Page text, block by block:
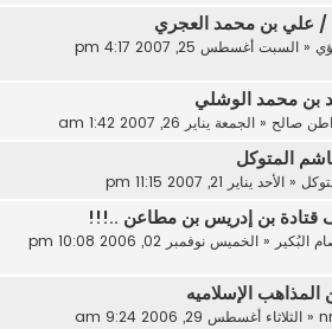
/ علي بن محمد العجري
« السبت أغسطس 25, 2007 4:17 pm
بن محمد الوشلي
صالح « الجمعة يناير 26, 2007 1:42 am
المتوكل
« الأحد يناير 21, 2007 11:15 pm
قتادة بن إدريس بن مطاعن ..!!!
البُكير « الخميس نوفمبر 02, 2006 10:08 pm
المذاهب الإسلاميه
« الثلاثاء أغسطس 29, 2006 9:24 am